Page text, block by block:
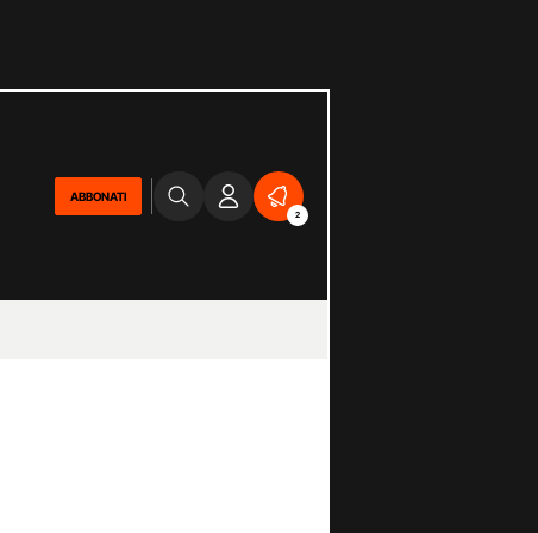
ABBONATI
2